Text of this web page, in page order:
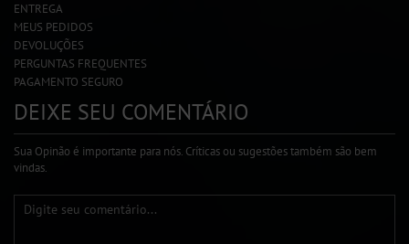
ENTREGA
MEUS PEDIDOS
DEVOLUÇÕES
PERGUNTAS FREQUENTES
PAGAMENTO SEGURO
DEIXE SEU COMENTÁRIO
Sua Opinão é importante para nós. Críticas ou sugestões também são bem
vindas.